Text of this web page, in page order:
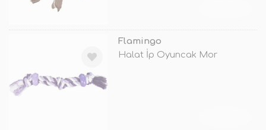
Flamingo
Halat İp Oyuncak Mor